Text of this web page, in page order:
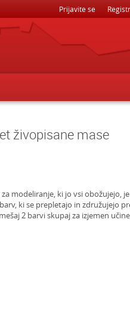
BREZPLAČNA DOSTAVA - PRI
Prijavite se
živopisane mase
modeliranje, ki jo vsi obožujejo,
ki se prepletajo in združujejo
2 barvi skupaj za izjemen